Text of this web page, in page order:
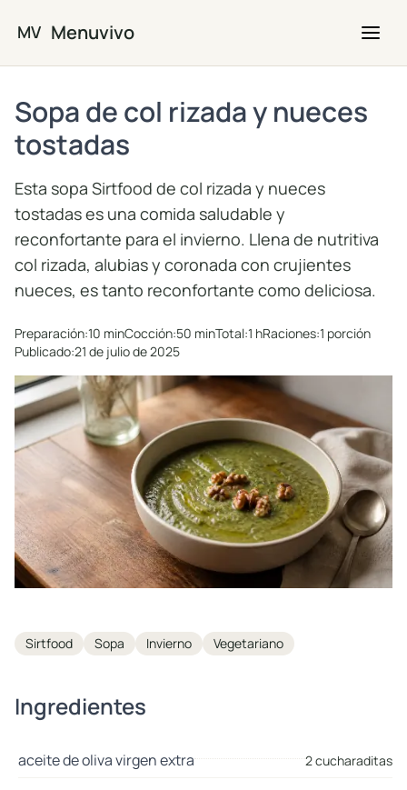
MV Menuvivo
Sopa de col rizada y nueces
tostadas
Esta sopa Sirtfood de col rizada y nueces
tostadas es una comida saludable y
reconfortante para el invierno. Llena de nutritiva
col rizada, alubias y coronada con crujientes
nueces, es tanto reconfortante como deliciosa.
Preparación:10 minCocción:50 minTotal:1 hRaciones:1 porción
Publicado:21 de julio de 2025
Tags
Sirtfood Sopa Invierno Vegetariano
Ingredientes
aceite de oliva virgen extra 2 cucharaditas